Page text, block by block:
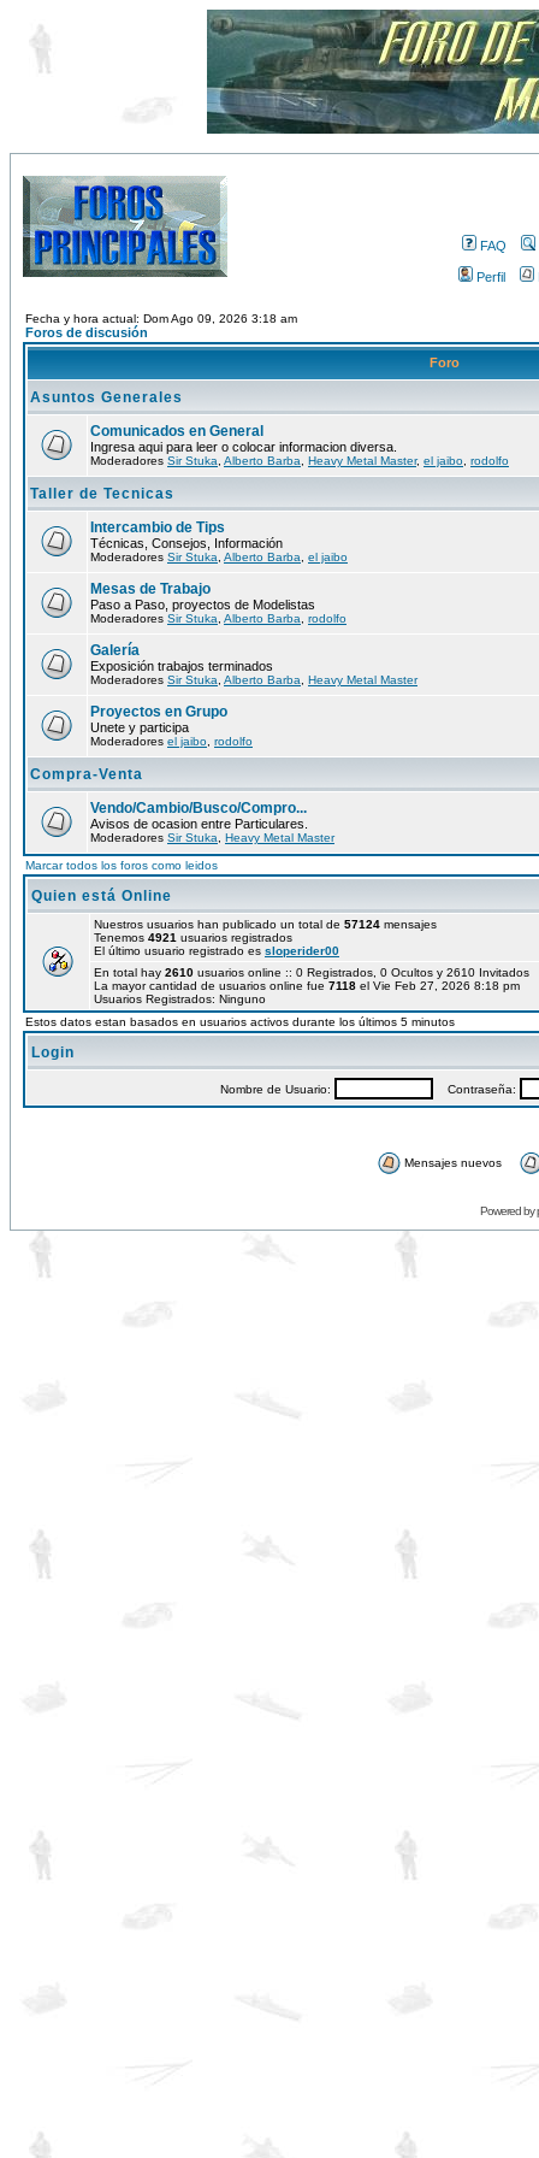
FAQ
Perfil
Fecha y hora actual: Dom Ago 09, 2026 3:18 am
Foros de discusión
Foro
Asuntos Generales
Comunicados en General
Ingresa aqui para leer o colocar informacion diversa.
Moderadores Sir Stuka Alberto Barba Heavy Metal Master, el jaibo rodolfo
Taller de Tecnicas
Intercambio de Tips
Técnicas, Consejos, Información
Moderadores Sir Stuka Alberto Barba el jaibo
Mesas de Trabajo
Paso a Paso, proyectos de Modelistas
Moderadores Sir Stuka Alberto Barba rodolfo
Galería
Exposición trabajos terminados
Moderadores Sir Stuka Alberto Barba Heavy Metal Master
Proyectos en Grupo
Unete y participa
Moderadores el jaibo rodolfo
Compra-Venta
Vendo/Cambio/Busco/Compro...
Avisos de ocasion entre Particulares.
Moderadores Sir Stuka Heavy Metal Master
Marcar todos los foros como leidos
Quien está Online
Nuestros usuarios han publicado un total de 57124 mensajes
Tenemos 4921 usuarios registrados
El último usuario registrado es sloperider00
En total hay 2610 usuarios online :: 0 Registrados, 0 Ocultos y 2610
La mayor cantidad de usuarios online fue 7118 el Vie Feb 27, 2026 8:18 pm
Usuarios Registrados: Ninguno
Estos datos estan basados en usuarios activos durante los últimos 5 minutos
Login
Nombre de Usuario: Contraseña:
Mensajes nuevos
Powered by